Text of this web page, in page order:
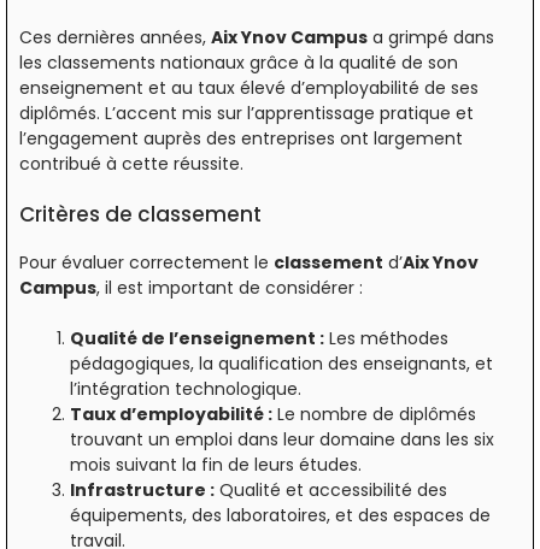
Ces dernières années, Aix Ynov Campus a grimpé dans
les classements nationaux grâce à la qualité de son
enseignement et au taux élevé d’employabilité de ses
diplômés. L’accent mis sur l’apprentissage pratique et
l’engagement auprès des entreprises ont largement
contribué à cette réussite.
Critères de classement
Pour évaluer correctement le classement d’Aix Ynov
Campus, il est important de considérer :
Qualité de l’enseignement : Les méthodes
pédagogiques, la qualification des enseignants, et
l’intégration technologique.
Taux d’employabilité : Le nombre de diplômés
trouvant un emploi dans leur domaine dans les six
mois suivant la fin de leurs études.
Infrastructure : Qualité et accessibilité des
équipements, des laboratoires, et des espaces de
travail.